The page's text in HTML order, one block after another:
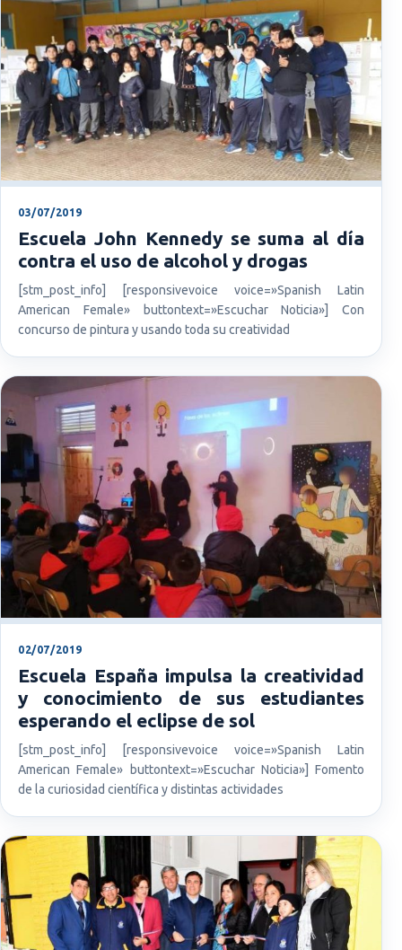
03/07/2019
Escuela John Kennedy se suma al día
contra el uso de alcohol y drogas
[stm_post_info] [responsivevoice voice=»Spanish Latin
American Female» buttontext=»Escuchar Noticia»] Con
concurso de pintura y usando toda su creatividad
02/07/2019
Escuela España impulsa la creatividad
y conocimiento de sus estudiantes
esperando el eclipse de sol
[stm_post_info] [responsivevoice voice=»Spanish Latin
American Female» buttontext=»Escuchar Noticia»] Fomento
de la curiosidad científica y distintas actividades